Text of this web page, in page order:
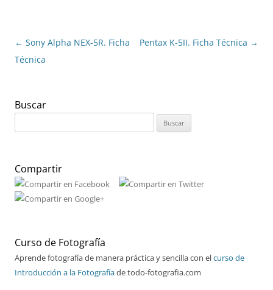
Navegación
de
← Sony Alpha NEX-5R. Ficha
Técnica
Pentax K-5II. Ficha Técnica →
Buscar
Compartir
Curso de Fotografía
Aprende fotografía de manera práctica y sencilla con elcurso de
Introducción a la Fotografíade todo-fotografia.com